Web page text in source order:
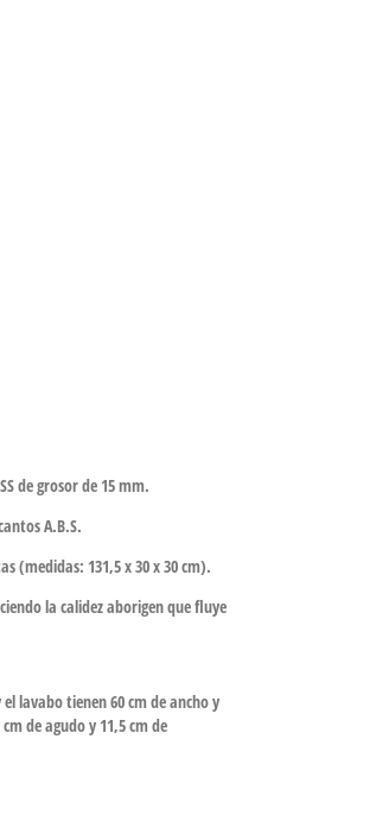
de grosor de 15 mm.
A.B.S.
(medidas: 131,5 x 30 x 30 cm).
la calidez aborigen que fluye
lavabo tienen 60 cm de ancho y
de agudo y 11,5 cm de